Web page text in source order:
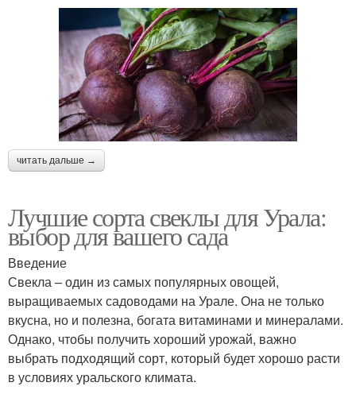
читать дальше →
Лучшие сорта свеклы для Урала:
выбор для вашего сада
Введение
Свекла – один из самых популярных овощей,
выращиваемых садоводами на Урале. Она не только
вкусна, но и полезна, богата витаминами и минералами.
Однако, чтобы получить хороший урожай, важно
выбрать подходящий сорт, который будет хорошо расти
в условиях уральского климата.